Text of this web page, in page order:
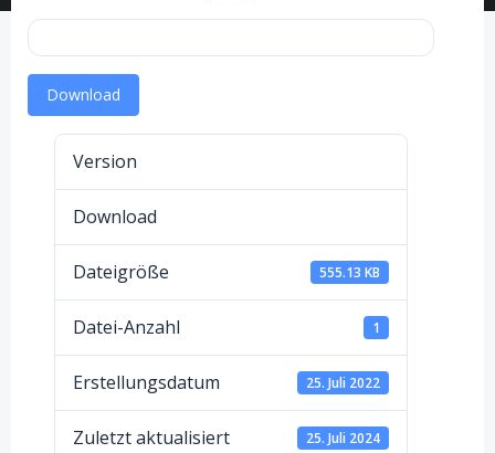
Download
Version
Download
Dateigröße 555.13 KB
Datei-Anzahl 1
Erstellungsdatum 25. Juli 2022
Zuletzt aktualisiert 25. Juli 2024